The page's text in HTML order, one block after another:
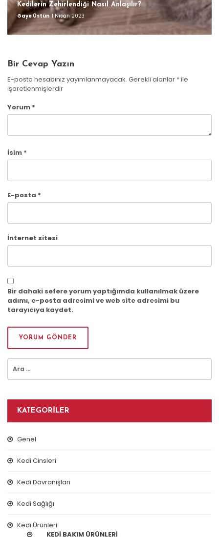
Kedilerin Zehirlendiği Nasıl Anlaşılır?
Gaye Üstün 1 Nisan 2023
Bir Cevap Yazın
E-posta hesabınız yayımlanmayacak. Gerekli alanlar *ile
işaretlenmişlerdir
Yorum *
İsim *
E-posta *
İnternet sitesi
Bir dahaki sefere yorum yaptığımda kullanılmak üzere
adımı, e-posta adresimi ve web site adresimi bu
tarayıcıya kaydet.
KATEGORILER
Genel
Kedi Cinsleri
Kedi Davranışları
Kedi Sağlığı
Kedi Ürünleri
KEDI BAKIM ÜRÜNLERI